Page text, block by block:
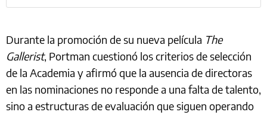
Durante la promoción de su nueva película The
Gallerist, Portman cuestionó los criterios de selección
de la Academia y afirmó que la ausencia de directoras
en las nominaciones no responde a una falta de talento,
sino a estructuras de evaluación que siguen operando